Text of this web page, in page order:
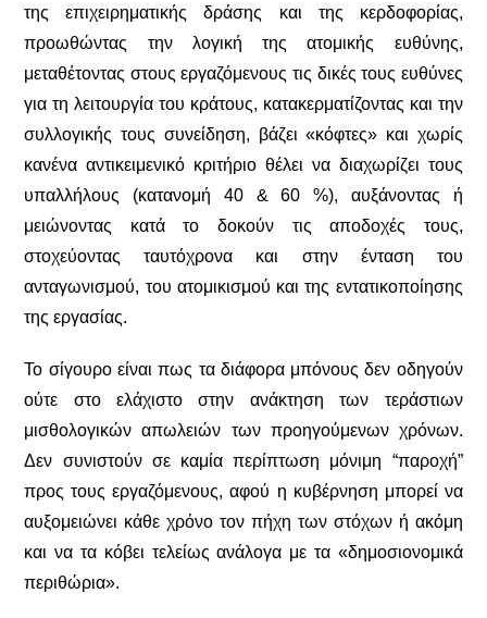
της επιχειρηματικής δράσης και της κερδοφορίας,
προωθώντας την λογική της ατομικής ευθύνης,
μεταθέτοντας στους εργαζόμενους τις δικές τους ευθύνες
για τη λειτουργία του κράτους, κατακερματίζοντας και την
συλλογικής τους συνείδηση, βάζει «κόφτες» και χωρίς
κανένα αντικειμενικό κριτήριο θέλει να διαχωρίζει τους
υπαλλήλους (κατανομή 40 & 60 %), αυξάνοντας ή
μειώνοντας κατά το δοκούν τις αποδοχές τους,
στοχεύοντας ταυτόχρονα και στην ένταση του
ανταγωνισμού, του ατομικισμού και της εντατικοποίησης
της εργασίας.
Το σίγουρο είναι πως τα διάφορα μπόνους δεν οδηγούν
ούτε στο ελάχιστο στην ανάκτηση των τεράστιων
μισθολογικών απωλειών των προηγούμενων χρόνων.
Δεν συνιστούν σε καμία περίπτωση μόνιμη “παροχή”
προς τους εργαζόμενους, αφού η κυβέρνηση μπορεί να
αυξομειώνει κάθε χρόνο τον πήχη των στόχων ή ακόμη
και να τα κόβει τελείως ανάλογα με τα «δημοσιονομικά
περιθώρια».